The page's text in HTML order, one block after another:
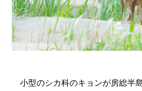
小型のシカ科のキョンが房総半